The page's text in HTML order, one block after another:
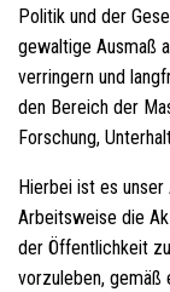
Politik und der
gewaltige Ausmaß
verringern und
den Bereich der
Forschung,
Hierbei ist es
Arbeitsweise die
der Öffentlichkeit
vorzuleben,